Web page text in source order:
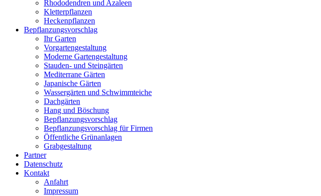
Rhododendren und Azaleen
Kletterpflanzen
Heckenpflanzen
Bepflanzungsvorschlag
Ihr Garten
Vorgartengestaltung
Moderne Gartengestaltung
Stauden- und Steingärten
Mediterrane Gärten
Japanische Gärten
Wassergärten und Schwimmteiche
Dachgärten
Hang und Böschung
Bepflanzungsvorschlag
Bepflanzungsvorschlag für Firmen
Öffentliche Grünanlagen
Grabgestaltung
Partner
Datenschutz
Kontakt
Anfahrt
Impressum